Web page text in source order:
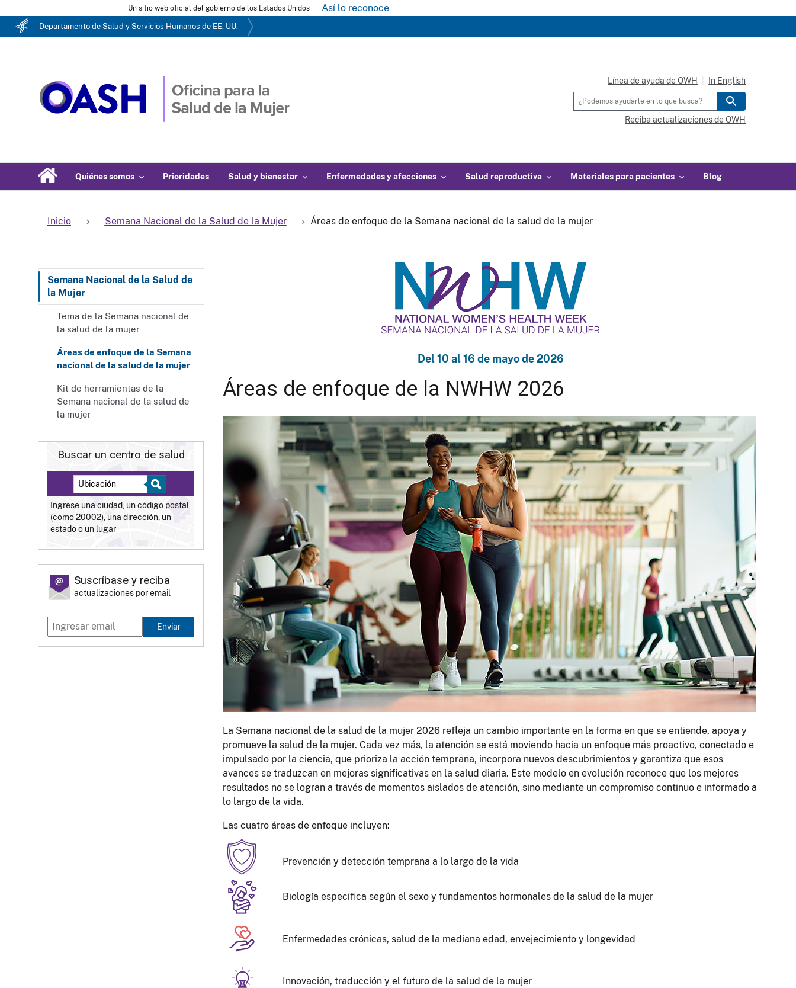
Un sitio web oficial del gobierno de los Estados Unidos Así lo reconoce
Departamento de Salud y Servicios Humanos de EE. UU.
Quiénes somos Prioridades Salud y bienestar Enfermedades y afecciones Salud reproductiva Materiales para pacientes Blog
Línea de ayuda de OWH In English
Reciba actualizaciones de OWH
Inicio Semana Nacional de la Salud de la Mujer Áreas de enfoque de la Semana nacional de la salud de la mujer
Semana Nacional de la Salud de
la Mujer
Tema de la Semana nacional de
la salud de la mujer
Áreas de enfoque de la Semana
nacional de la salud de la mujer
Kit de herramientas de la
Semana nacional de la salud de
la mujer
Buscar un centro de salud
Ingrese una ciudad, un código postal
(como 20002), una dirección, un
estado o un lugar
Suscríbase y reciba
actualizaciones por email
Enviar
Del 10 al 16 de mayo de 2026
Áreas de enfoque de la NWHW 2026
La Semana nacional de la salud de la mujer 2026 refleja un cambio importante en la forma en que se entiende, apoya y
promueve la salud de la mujer. Cada vez más, la atención se está moviendo hacia un enfoque más proactivo, conectado e
impulsado por la ciencia, que prioriza la acción temprana, incorpora nuevos descubrimientos y garantiza que esos
avances se traduzcan en mejoras significativas en la salud diaria. Este modelo en evolución reconoce que los mejores
resultados no se logran a través de momentos aislados de atención, sino mediante un compromiso continuo e informado a
lo largo de la vida.
Las cuatro áreas de enfoque incluyen:
Prevención y detección temprana a lo largo de la vida
Biología específica según el sexo y fundamentos hormonales de la salud de la mujer
Enfermedades crónicas, salud de la mediana edad, envejecimiento y longevidad
Innovación, traducción y el futuro de la salud de la mujer